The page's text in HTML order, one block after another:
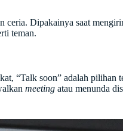
ceria. Dipakainya saat
teman.
“Talk soon” adalah pilihan
meetingatau menunda